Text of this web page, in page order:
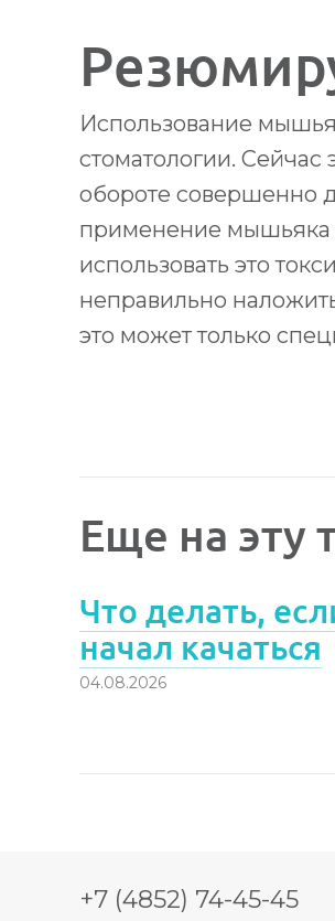
Использование
стоматологии. Сейчас
обороте совершенно
применение мышьяка
использовать это
неправильно
это может только
Еще на эту
Что делать,
начал качаться
04.08.2026
+7 (4852) 74-45-45